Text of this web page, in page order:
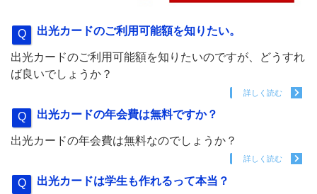
出光カードのご利用可能額を知りたい。
出光カードのご利用可能額を知りたいのですが、どうすれ
ば良いでしょうか？
詳しく読む
出光カードの年会費は無料ですか？
出光カードの年会費は無料なのでしょうか？
詳しく読む
出光カードは学生も作れるって本当？